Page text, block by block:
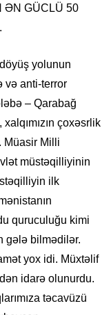
ƏN GÜCLÜ 50
yolunun
və anti-terror
– Qarabağ
çoxəsrlik
Müasir Milli
müstəqilliyinin
ilk
quruculuğu kimi
gələ bilmədilər.
yox idi. Müxtəlif
idarə olunurdu.
təcavüzü